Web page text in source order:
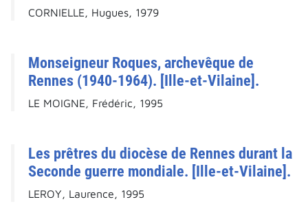
CORNIELLE, Hugues, 1979
Monseigneur Roques, archevêque de
Rennes (1940-1964). [Ille-et-Vilaine].
LE MOIGNE, Frédéric, 1995
Les prêtres du diocèse de Rennes durant la
Seconde guerre mondiale. [Ille-et-Vilaine].
LEROY, Laurence, 1995